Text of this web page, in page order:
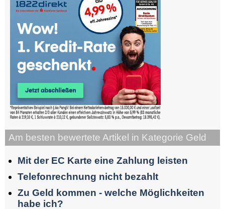
Am besten bewertete Artikel in Kategorie Geld
Mit der EC Karte eine Zahlung leisten
Telefonrechnung nicht bezahlt
Zu Geld kommen - welche Möglichkeiten
habe ich?